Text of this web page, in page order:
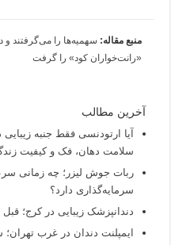
منبع مقاله: سهمیه‌ها را می‌گرفتند و
«رانت‌خواران کود» را گرفت
آخرین مطالب
آیا ارتودنسی فقط جنبه زیبایی
سلامت دهان، فک و کیفیت
ربات جوش لیزر؛ چه زمانی
سرمایه‌گذاری دارد؟
دندانپزشک زیبایی در کرج؛ قبل
ایمپلنت دندان در غرب تهران؛